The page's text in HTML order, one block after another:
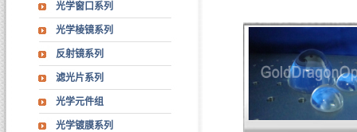
光学窗口系列
光学棱镜系列
反射镜系列
滤光片系列
光学元件组
光学镀膜系列